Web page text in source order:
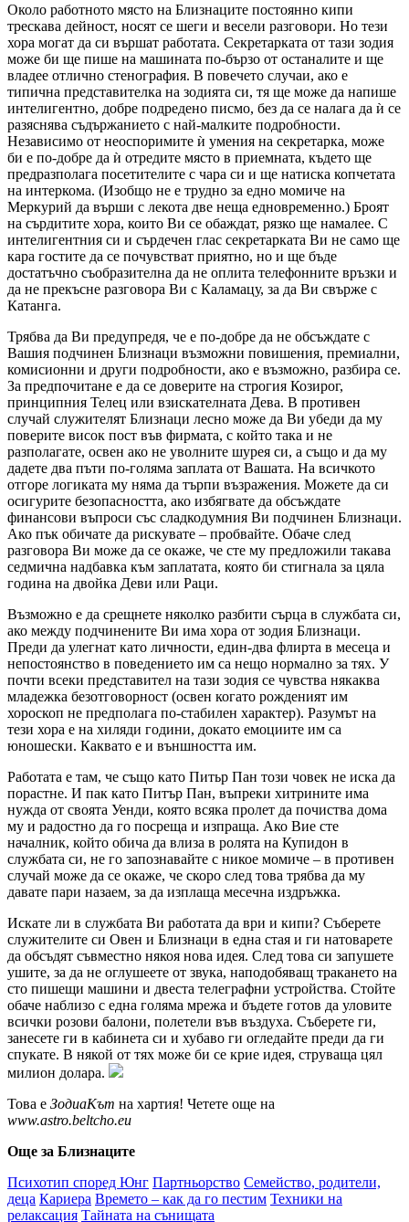
Около работното място на Близнаците постоянно кипи
трескава дейност, носят се шеги и весели разговори. Но тези
хора могат да си вършат работата. Секретарката от тази зодия
може би ще пише на машината по-бързо от останалите и ще
владее отлично стенография. В повечето случаи, ако е
типична представителка на зодията си, тя ще може да напише
интелигентно, добре подредено писмо, без да се налага да ѝ се
разяснява съдържанието с най-малките по­дробности.
Независимо от неоспоримите ѝ умения на секретарка, може
би е по-добре да ѝ отредите място в приемната, където ще
предразполага посетителите с чара си и ще натиска копчетата
на интеркома. (Изобщо не е трудно за едно момиче на
Меркурий да върши с лекота две неща едновременно.) Броят
на сърдитите хора, които Ви се обаждат, рязко ще намалее. С
интелигентния си и сърдечен глас секретарката Ви не само ще
кара гостите да се почувстват приятно, но и ще бъде
достатъчно съобразителна да не оплита телефонните връзки и
да не прекъсне разговора Ви с Каламацу, за да Ви свърже с
Катанга.
Трябва да Ви предупредя, че е по-добре да не обсъждате с
Вашия подчинен Близнаци възможни повишения, премиални,
комисионни и други подробности, ако е възможно, разбира се.
За предпочитане е да се доверите на строгия Козирог,
принципния Телец или взискателната Дева. В противен
случай служителят Близнаци лесно може да Ви убеди да му
поверите висок пост във фирмата, с който така и не
разполагате, освен ако не уволните шурея си, а също и да му
дадете два пъти по-голяма заплата от Вашата. На всичкото
отгоре логиката му няма да търпи възражения. Можете да си
осигурите безопасността, ако избягвате да обсъждате
финансови въпроси със сладкодумния Ви подчинен Близнаци.
Ако пък обичате да рискувате – пробвайте. Обаче след
разговора Ви може да се окаже, че сте му предложили такава
седмична надбавка към заплатата, която би стигнала за цяла
година на двойка Деви или Раци.
Възможно е да срещнете няколко разбити сърца в службата си,
ако между подчинените Ви има хора от зодия Близнаци.
Преди да улегнат като личности, един-два флирта в месеца и
непостоянство в поведението им са нещо нормално за тях. У
почти всеки представител на тази зодия се чувства някаква
младежка безотговорност (освен когато рожденият им
хороскоп не предполага по-стабилен характер). Разумът на
тези хора е на хиляди години, докато емоциите им са
юношески. Каквато е и външността им.
Работата е там, че също като Питьр Пан този човек не иска да
порастне. И пак като Питър Пан, въпреки хитрините има
нужда от своята Уенди, която всяка пролет да почиства дома
му и радостно да го посреща и изпраща. Ако Вие сте
началник, който обича да влиза в ролята на Купидон в
службата си, не го запознавайте с никое момиче – в противен
случай може да се окаже, че скоро след това трябва да му
давате пари назаем, за да изплаща месечна издръжка.
Искате ли в службата Ви работата да ври и кипи? Съберете
служителите си Овен и Близнаци в една стая и ги натоварете
да обсъдят съвместно някоя нова идея. След това си запушете
ушите, за да не оглушеете от звука, наподобяващ тракането на
сто пишещи машини и двеста телеграфни устройства. Стойте
обаче наблизо с една голяма мрежа и бъдете готов да уловите
всички розови балони, полетели във въздуха. Съберете ги,
занесете ги в кабинета си и хубаво ги огледайте преди да ги
спукате. В някой от тях може би се крие идея, струваща цял
милион долара.
Това е ЗодиаКът на хартия! Четете още на
www.astro.beltcho.eu
Още за Близнаците
Психотип според Юнг Партньорство Семейство, родители,
деца Кариера Времето – как да го пестим Техники на
релаксация Тайната на сънищата